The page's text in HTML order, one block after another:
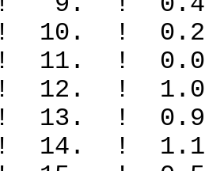
! 10. !
! 11. !
! 12. !
! 13. !
! 14. !